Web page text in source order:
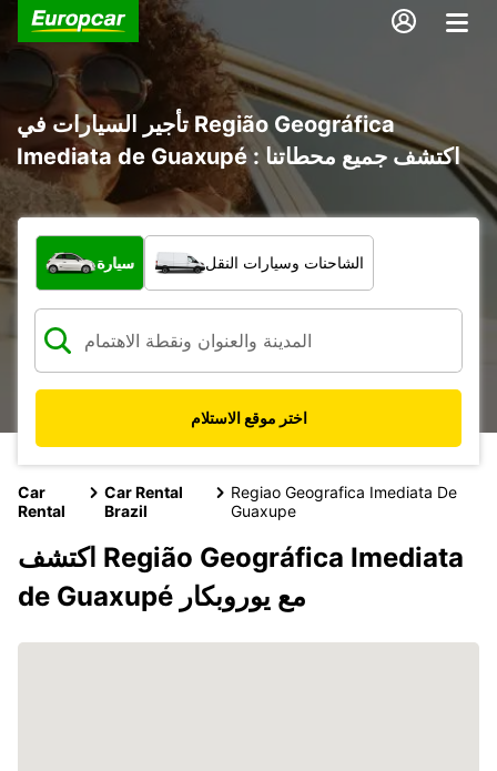
تأجير السيارات في Região Geográfica
Imediata de Guaxupé : اكتشف جميع محطاتنا
ما نوع المركبة؟
سيارة الشاحنات وسيارات النقل
اختر موقع الاستلام
Car
Rental
Car Rental
Brazil
Regiao Geografica Imediata De
Guaxupe
اكتشف Região Geográfica Imediata
de Guaxupé مع يوروبكار